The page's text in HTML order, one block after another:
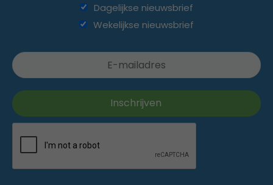
Dagelijkse nieuwsbrief
Wekelijkse nieuwsbrief